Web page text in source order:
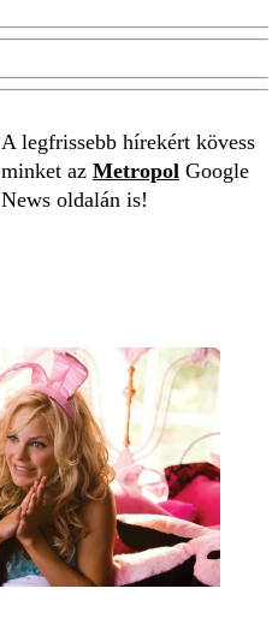
A legfrissebb hírekért kövess
minket az Metropol Google
News oldalán is!